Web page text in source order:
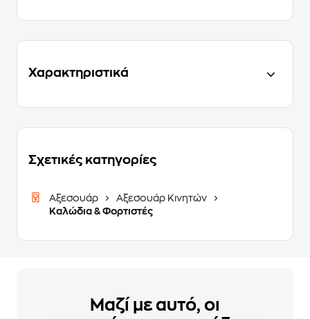
Χαρακτηριστικά
Σχετικές κατηγορίες
Αξεσουάρ
Αξεσουάρ Κινητών
Καλώδια & Φορτιστές
Μαζί με αυτό, οι